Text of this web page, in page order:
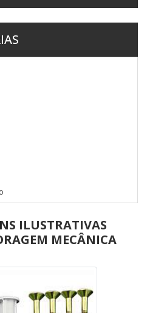
ILUSTRATIVAS
MECÂNICA